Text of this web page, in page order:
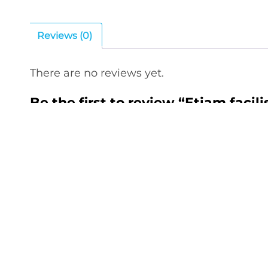
Reviews (0)
There are no reviews yet.
Be the first to review “Etiam